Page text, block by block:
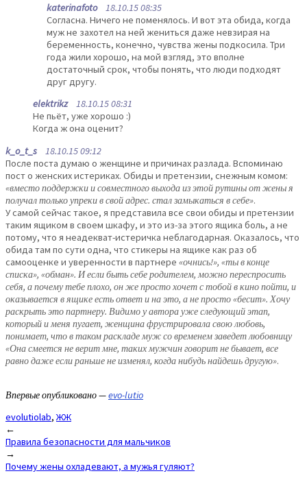
katerinafoto18.10.15 08:35
Согласна. Ничего не поменялось. И вот эта обида, когда
муж не захотел на ней жениться даже невзирая на
беременность, конечно, чувства жены подкосила. Три
года жили хорошо, на мой взгляд, это вполне
достаточный срок, чтобы понять, что люди подходят
друг другу.
elektrikz18.10.15 08:31
Не пьёт, уже хорошо :)
Когда ж она оценит?
k_o_t_s 18.10.15 09:12
После поста думаю о женщине и причинах разлада. Вспоминаю
пост о женских истериках. Обиды и претензии, снежным комом:
«вместо поддержки и совместного выхода из этой рутины от жены я
получал только упреки в свой адрес. стал замыкаться в себе».
У самой сейчас такое, я представила все свои обиды и претензии
таким ящиком в своем шкафу, и это из-за этого ящика боль, а не
потому, что я неадекват-истеричка неблагодарная. Оказалось, что
обида там по сути одна, что стикеры на ящике как раз об
самооценке и уверенности в партнере «очнись!», «ты в конце
списка», «обман». И если быть себе родителем, можно переспросить
себя, а почему тебе плохо, он же просто хочет с тобой в кино пойти, и
оказывается в ящике есть ответ и на это, а не просто «бесит». Хочу
раскрыть это партнеру. Видимо у автора уже следующий этап,
который и меня пугает, женщина фрустрировала свою любовь,
понимает, что в таком раскладе муж со временем заведет любовницу
«Она смеется не верит мне, таких мужчин говорит не бывает, все
равно даже если раньше не изменял, когда нибудь найдешь другую».
Впервые опубликовано —evo-lutio
evolutiolab,ЖЖ
Post
navigation
←
Правила безопасности для мальчиков
→
Почему жены охладевают, а мужья гуляют?